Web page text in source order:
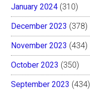
January 2024 (310)
December 2023 (378)
November 2023 (434)
October 2023 (350)
September 2023 (434)